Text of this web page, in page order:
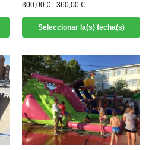
300,00 € - 360,00 €
Seleccionar la(s) fecha(s)